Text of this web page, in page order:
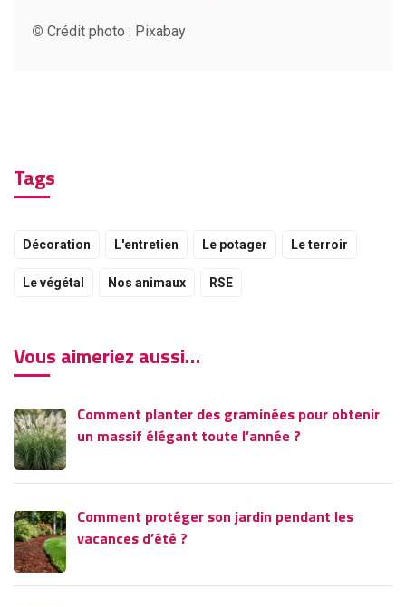
© Crédit photo : Pixabay
Tags
Décoration L'entretien Le potager Le terroir
Le végétal Nos animaux RSE
Vous aimeriez aussi…
Comment planter des graminées pour obtenir
un massif élégant toute l’année ?
Comment protéger son jardin pendant les
vacances d’été ?